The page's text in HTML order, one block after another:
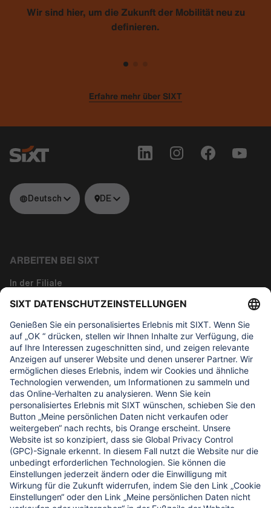
Wir sind hier, um die Zukunft der Mobilität neu zu
definieren.
Erfahre mehr über SIXT
Deutsch DE
ARBEITEN BEI SIXT
In der Filiale
Tech
Corporate Functions
Über uns
WAS UNS WICHTIG IST
Regine Sixt Kinderhilfe Stiftung
UNSERE PRODUKTE
SIXT Rent
SIXT Share